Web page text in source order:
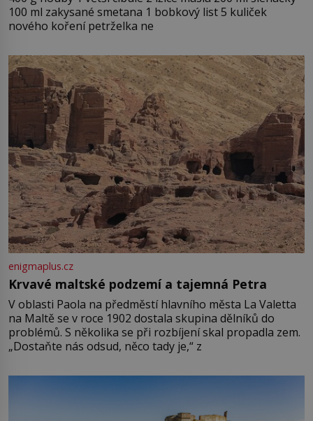
100 ml zakysané smetana 1 bobkový list 5 kuliček
nového koření petrželka ne
enigmaplus.cz
Krvavé maltské podzemí a tajemná Petra
V oblasti Paola na předměstí hlavního města La Valetta
na Maltě se v roce 1902 dostala skupina dělníků do
problémů. S několika se při rozbíjení skal propadla zem.
„Dostaňte nás odsud, něco tady je,“ z